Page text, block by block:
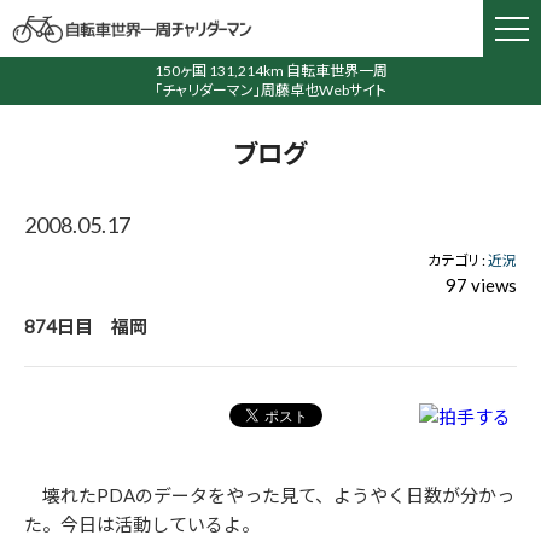
150ヶ国 131,214km 自転車世界一周
「チャリダーマン」周藤卓也Webサイト
ブログ
2008.05.17
カテゴリ :近況
97 views
874日目 福岡
壊れたPDAのデータをやった見て、ようやく日数が分かっ
た。今日は活動しているよ。